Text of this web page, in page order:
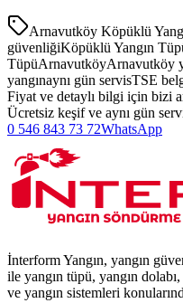
Arnavutköy Köpüklü
güvenliğiKöpüklü Yangın
TüpüArnavutköyArnavutköy
yangınaynı gün servisTSE
Fiyat ve detaylı bilgi için bizi
Ücretsiz keşif ve aynı gün
0 546 843 73 72WhatsApp
İnterform Yangın, yangın
ile yangın tüpü, yangın
ve yangın sistemleri